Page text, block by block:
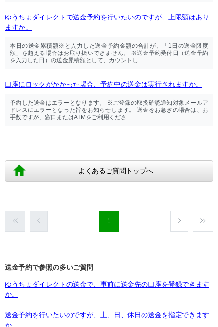
ゆうちょダイレクトで送金予約を行いたいのですが、上限額はあり
ますか。
本日の送金累積額※と入力した送金予約金額の合計が、「1日の送金限度
額」を超える場合はお取り扱いできません。 ※送金予約受付日（送金予約
を入力した日）の送金累積額として、カウントし...
口座にロックがかかった場合、予約中の送金は実行されますか。
予約した送金はエラーとなります。 ※ご登録の取扱確認通知対象メールア
ドレスにエラーとなった旨をお知らせします。 送金をお急ぎの場合は、お
手数ですが、窓口またはATMをご利用くださ...
よくあるご質問トップへ
1
送金予約で参照の多いご質問
ゆうちょダイレクトの送金で、事前に送金先の口座を登録できます
か。
送金予約を行いたいのですが、土、日、休日の送金を指定できます
か。